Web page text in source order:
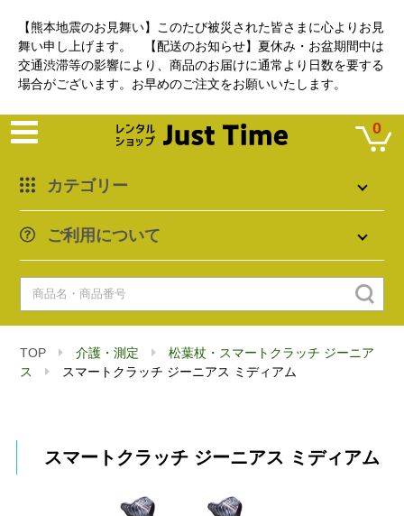
【熊本地震のお見舞い】このたび被災された皆さまに心よりお見
舞い申し上げます。 【配送のお知らせ】夏休み・お盆期間中は
交通渋滞等の影響により、商品のお届けに通常より日数を要する
場合がございます。お早めのご注文をお願いいたします。
カテゴリー
ご利用について
0
TOP 介護・測定
松葉杖・スマートクラッチ ジーニア
ス
スマートクラッチ ジーニアス ミディアム
スマートクラッチ ジーニアス ミディアム